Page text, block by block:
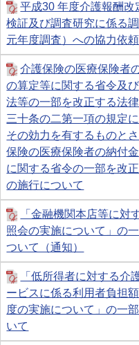
平成30 年度介護報酬改
検証及び調査研究に係る
元年度調査）への協力依
介護保険の医療保険者
の算定等に関する省令及
法等の一部を改正する法
三十条の二第一項の規定
その効力を有するものと
保険の医療保険者の納付
に関する省令の一部を改
の施行について
「金融機関本店等に対
照会の実施について」の
ついて（通知）
「低所得者に対する介
ービスに係る利用者負担
度の実施について」の一
いて